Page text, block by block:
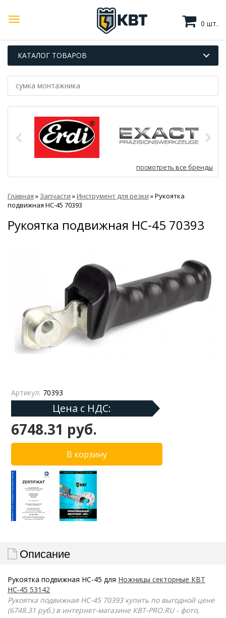
0 шт.
КАТАЛОГ ТОВАРОВ
посмотреть все бренды
Главная » Запчасти »Инструмент для резки »Рукоятка
подвижная НС-45 70393
Рукоятка подвижная НС-45 70393
Артикул: 70393
Цена с НДС:
6748.31 руб.
Описание
Рукоятка подвижная НС-45 для Ножницы секторные КВТ
НС-45 53142
Рукоятка подвижная НС-45 70393 купить по выгодной цене
(6748.31 руб.) в интернет-магазине КВТ-PRO.RU - фото,